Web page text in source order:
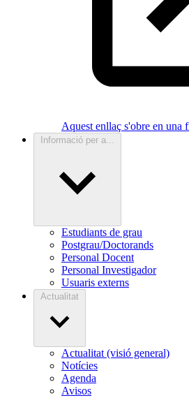
Aquest enllaç s'obre en una
Informació per a...
Estudiants de grau
Postgrau/Doctorands
Personal Docent
Personal Investigador
Usuaris externs
Actualitat
Actualitat (visió general)
Notícies
Agenda
Avisos